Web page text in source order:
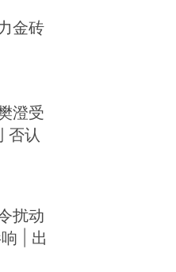
金砖
澄受
否认
扰动
| 出